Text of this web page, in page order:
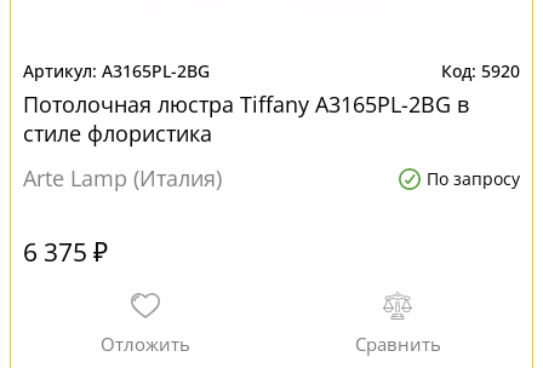
A3165PL-2BG 5920
Потолочная люстра Tiffany A3165PL-2BG в
стиле флористика
Arte Lamp (Италия)
По запросу
6 375 ₽